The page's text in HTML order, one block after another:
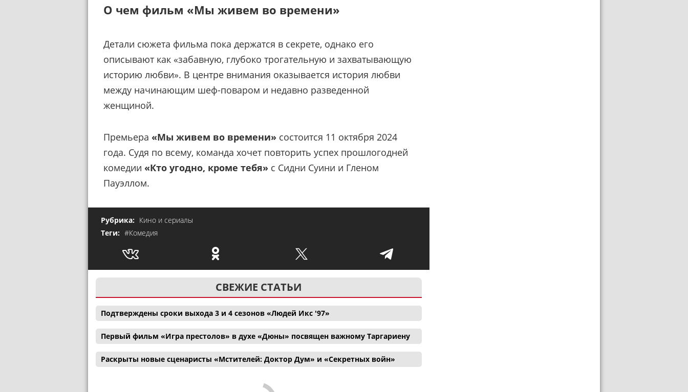
О чем фильм «Мы живем во времени»
Детали сюжета фильма пока держатся в секрете, однако его
описывают как «забавную, глубоко трогательную и захватывающую
историю любви». В центре внимания оказывается история любви
между начинающим шеф-поваром и недавно разведенной
женщиной.
Премьера «Мы живем во времени» состоится 11 октября 2024
года. Судя по всему, команда хочет повторить успех прошлогодней
комедии «Кто угодно, кроме тебя» с Сидни Суини и Гленом
Пауэллом.
Рубрика: Кино и сериалы
Теги: #Комедия
СВЕЖИЕ СТАТЬИ
Подтверждены сроки выхода 3 и 4 сезонов «Людей Икс '97»
Первый фильм «Игра престолов» в духе «Дюны» посвящен важному Таргариену
Раскрыты новые сценаристы «Мстителей: Доктор Дум» и «Секретных войн»